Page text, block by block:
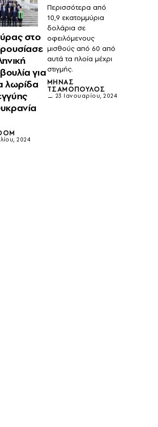
στο
για
λωρίδα
2024
Περισσότερα από
10,9 εκατομμύρια
δολάρια σε
οφειλόμενους
μισθούς από 60 από
αυτά τα πλοία μέχρι
στιγμής.
ΜΗΝΆΣ
ΤΣΑΜΌΠΟΥΛΟΣ
23 Ιανουαρίου, 2024